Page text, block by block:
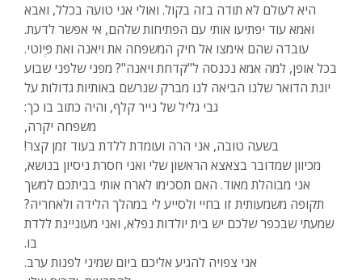
היא לעולם לא תודה בזה בקול. ואולי אני טועה בכלל, ואבא
ואמא עוד יפתיעו אותי עם הפתיחות שלהם, אי אפשר לדעת.
עובדה שהם אימצו אל חיק המשפחה את ויאנה ואת פֶּיוֹטי.
בכל אופן, למה אמא נכנסה ל"קדחת ויאנה"? מפני שלפני שבוע
יונת הדואר שלנו הביאה לנו מברק שנרשם באותיות גדולות על
גבי גליל של נייר קלף, והיה כתוב בו כך:
משפחה יקרה,
בשעה טובה, אני הרה ועומדת ללדת בעוד זמן קצר!
מכיוון שמדובר בצאצא הראשון שלי ואני חסרת ניסיון בנושא,
אני מבוהלת מאוד. האם תסכימו לארח אותי בביתכם למשך
תקופה משמעותית זו בחיי ולסייע לי במהלך הלידה ולאחריה?
שמעתי שבכפר שלכם יש בית יולדות נפלא, ואני מעוניינת ללדת
בו.
אני צפויה להגיע אליכם ביום שמיני לפנות ערב.